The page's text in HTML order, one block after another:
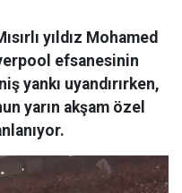
yıldız Mohamed
efsanesinin
yankı uyandırırken,
yarın akşam özel